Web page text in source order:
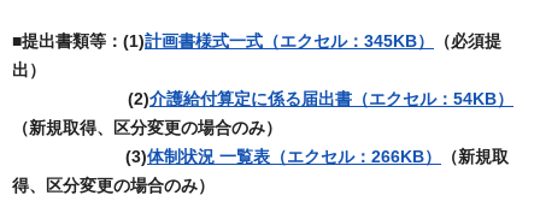
■提出書類等：(1)計画書様式一式（エクセル：345KB）
（必須提
出）
(2)介護給付算定に係る届出書（エクセル：54KB）
（新規取得、区分変更の場合のみ）
(3)体制状況 一覧表 （エクセル：266KB） （新規取
得、区分変更の場合のみ）